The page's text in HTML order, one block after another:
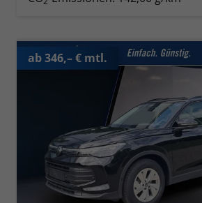
ab 346,– € mtl.